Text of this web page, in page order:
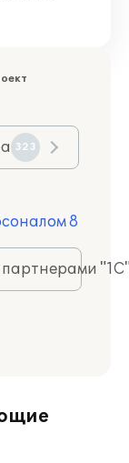
323
8
партнерами